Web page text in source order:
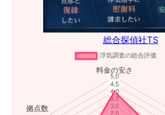
総合探偵社TS